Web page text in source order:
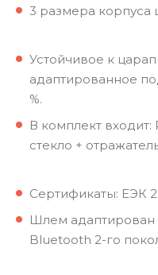
3 размера корпуса
Устойчивое к
адаптированное
%.
В комплект входит:
стекло +
Сертификаты: ЕЭК
Шлем адаптирован
Bluetooth 2-го